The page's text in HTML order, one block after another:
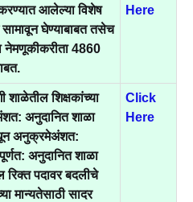
आलेल्या विशेष
सामावून घेण्याबाबत तसेच
नेमणूकीकरीता 4860
Here
शाळेतील शिक्षकांच्या
अनुदानित शाळा
अनुक्रमेअंशत:
अनुदानित शाळा
पदावर बदलीचे
मान्यतेसाठी सादर
Click
Here